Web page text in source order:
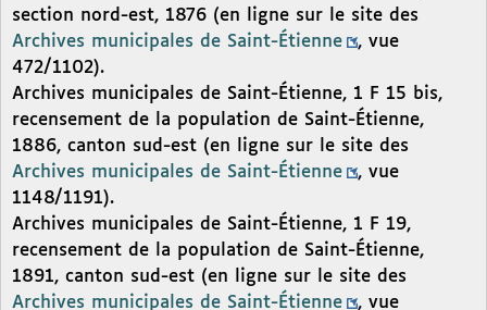
section nord-est, 1876 (en ligne sur le site des
Archives municipales de Saint-Étienne
, vue
472/1102).
Archives municipales de Saint-Étienne, 1 F 15 bis,
recensement de la population de Saint-Étienne,
1886, canton sud-est (en ligne sur le site des
Archives municipales de Saint-Étienne
, vue
1148/1191).
Archives municipales de Saint-Étienne, 1 F 19,
recensement de la population de Saint-Étienne,
1891, canton sud-est (en ligne sur le site des
Archives municipales de Saint-Étienne
, vue